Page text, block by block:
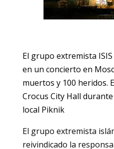
El grupo extremista
en un concierto en
muertos y 100 heridos.
Crocus City Hall
local Piknik
El grupo extremista
reivindicado la